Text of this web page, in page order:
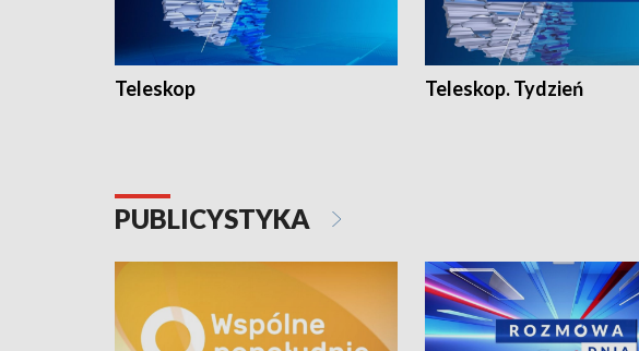
Teleskop Teleskop. Tydzień
PUBLICYSTYKA